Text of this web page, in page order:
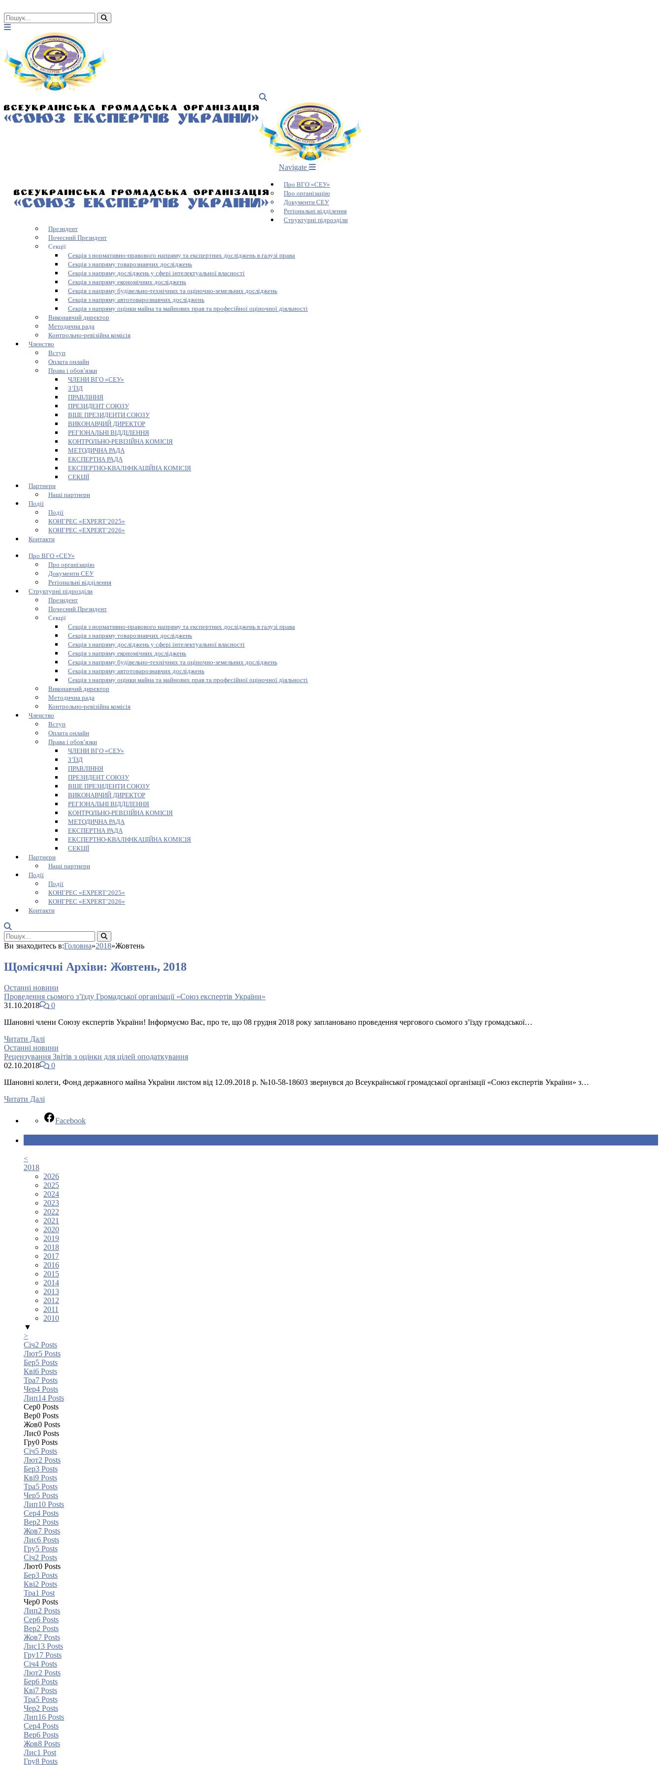
Navigate
Про ВГО «СЕУ»
Про організацію
Документи СЕУ
Регіональні відділення
Структурні підрозділи
Президент
Почесний Президент
Секції
Секція з нормативно-правового напряму та експертних досліджень в галузі права
Секція з напряму товарознавчих досліджень
Секція з напряму досліджень у сфері інтелектуальної власності
Секція з напряму економічних досліджень
Секція з напряму будівельно-технічних та оціночно-земельних досліджень
Секція з напряму автотоварознавчих досліджень
Секція з напряму оцінки майна та майнових прав та професійної оціночної діяльності
Виконавчий директор
Методична рада
Контрольно-ревізійна комісія
Членство
Вступ
Оплата онлайн
Права і обов’язки
ЧЛЕНИ ВГО «СЕУ»
З’ЇЗД
ПРАВЛІННЯ
ПРЕЗИДЕНТ СОЮЗУ
ВІЦЕ ПРЕЗИДЕНТИ СОЮЗУ
ВИКОНАВЧИЙ ДИРЕКТОР
РЕГІОНАЛЬНІ ВІДДІЛЕННЯ
КОНТРОЛЬНО-РЕВІЗІЙНА КОМІСІЯ
МЕТОДИЧНА РАДА
ЕКСПЕРТНА РАДА
ЕКСПЕРТНО-КВАЛІФІКАЦІЙНА КОМІСІЯ
СЕКЦІЇ
Партнери
Наші партнери
Події
Події
КОНГРЕС «EXPERT’2025»
КОНГРЕС «EXPERT’2026»
Контакти
Про ВГО «СЕУ»
Про організацію
Документи СЕУ
Регіональні відділення
Структурні підрозділи
Президент
Почесний Президент
Секції
Секція з нормативно-правового напряму та експертних досліджень в галузі права
Секція з напряму товарознавчих досліджень
Секція з напряму досліджень у сфері інтелектуальної власності
Секція з напряму економічних досліджень
Секція з напряму будівельно-технічних та оціночно-земельних досліджень
Секція з напряму автотоварознавчих досліджень
Секція з напряму оцінки майна та майнових прав та професійної оціночної діяльності
Виконавчий директор
Методична рада
Контрольно-ревізійна комісія
Членство
Вступ
Оплата онлайн
Права і обов’язки
ЧЛЕНИ ВГО «СЕУ»
З’ЇЗД
ПРАВЛІННЯ
ПРЕЗИДЕНТ СОЮЗУ
ВІЦЕ ПРЕЗИДЕНТИ СОЮЗУ
ВИКОНАВЧИЙ ДИРЕКТОР
РЕГІОНАЛЬНІ ВІДДІЛЕННЯ
КОНТРОЛЬНО-РЕВІЗІЙНА КОМІСІЯ
МЕТОДИЧНА РАДА
ЕКСПЕРТНА РАДА
ЕКСПЕРТНО-КВАЛІФІКАЦІЙНА КОМІСІЯ
СЕКЦІЇ
Партнери
Наші партнери
Події
Події
КОНГРЕС «EXPERT’2025»
КОНГРЕС «EXPERT’2026»
Контакти
Ви знаходитесь в:Головна»2018»Жовтень
Щомісячні Архіви: Жовтень, 2018
Останні новини
Проведення сьомого з’їзду Громадської організації «Союз експертів України»
31.10.2018
0
Шановні члени Союзу експертів України! Інформуємо Вас, про те, що 08 грудня 2018 року заплановано проведення чергового сьомого з’їзду громадської…
Читати Далі
Останні новини
Рецензування Звітів з оцінки для цілей оподаткування
02.10.2018
0
Шановні колеги, Фонд державного майна України листом від 12.09.2018 р. №10-58-18603 звернувся до Всеукраїнської громадської організації «Союз експертів України» з…
Читати Далі
Facebook
<
2018
2026
2025
2024
2023
2022
2021
2020
2019
2018
2017
2016
2015
2014
2013
2012
2011
2010
▼
>
Січ2 Posts
Лют5 Posts
Бер5 Posts
Кві6 Posts
Тра7 Posts
Чер4 Posts
Лип14 Posts
Сер0 Posts
Вер0 Posts
Жов0 Posts
Лис0 Posts
Гру0 Posts
Січ5 Posts
Лют2 Posts
Бер3 Posts
Кві9 Posts
Тра5 Posts
Чер5 Posts
Лип10 Posts
Сер4 Posts
Вер2 Posts
Жов7 Posts
Лис6 Posts
Гру5 Posts
Січ2 Posts
Лют0 Posts
Бер3 Posts
Кві2 Posts
Тра1 Post
Чер0 Posts
Лип2 Posts
Сер6 Posts
Вер2 Posts
Жов7 Posts
Лис13 Posts
Гру17 Posts
Січ4 Posts
Лют2 Posts
Бер6 Posts
Кві7 Posts
Тра5 Posts
Чер2 Posts
Лип16 Posts
Сер4 Posts
Вер6 Posts
Жов8 Posts
Лис1 Post
Гру8 Posts